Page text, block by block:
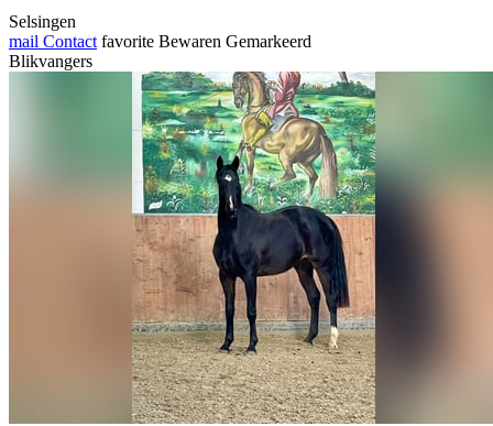
Selsingen
mail Contact favorite Bewaren Gemarkeerd
Blikvangers